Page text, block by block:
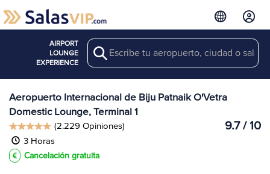
AIRPORT
LOUNGE
EXPERIENCE
Search Ver más
Salas en BBI
Aeropuerto Internacional de Biju Patnaik O'Vetra
Domestic Lounge, Terminal 1
9.7 / 10
(2.229 Opiniones)
3 Horas
Cancelación gratuita